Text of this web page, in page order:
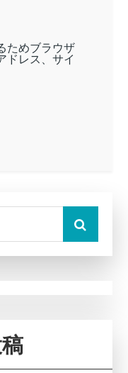
ためブラウザ
ドレス、サイ